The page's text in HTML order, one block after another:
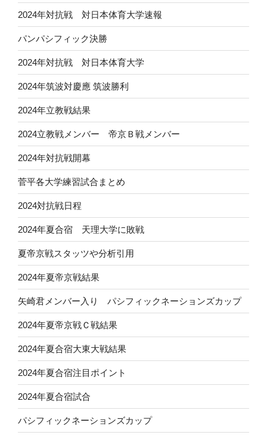
2024年対抗戦 対日本体育大学速報
パンパシフィック決勝
2024年対抗戦 対日本体育大学
2024年筑波対慶應 筑波勝利
2024年立教戦結果
2024立教戦メンバー 帝京Ｂ戦メンバー
2024年対抗戦開幕
菅平各大学練習試合まとめ
2024対抗戦日程
2024年夏合宿 天理大学に敗戦
夏帝京戦スタッツや分析引用
2024年夏帝京戦結果
矢崎君メンバー入り パシフィックネーションズカップ
2024年夏帝京戦Ｃ戦結果
2024年夏合宿大東大戦結果
2024年夏合宿注目ポイント
2024年夏合宿試合
パシフィックネーションズカップ